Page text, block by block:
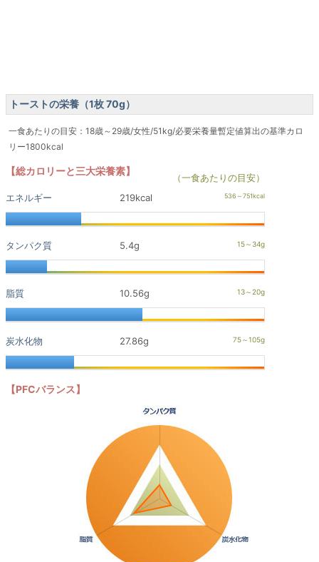
トーストの栄養（1枚 70g）
一食あたりの目安：18歳～29歳/女性/51kg/必要栄養量暫定値算出の基準カロ
リー1800kcal
【総カロリーと三大栄養素】
（一食あたりの目安）
エネルギー
219kcal
タンパク質 5.4g
脂質 10.56g
炭水化物 27.86g
【PFCバランス】